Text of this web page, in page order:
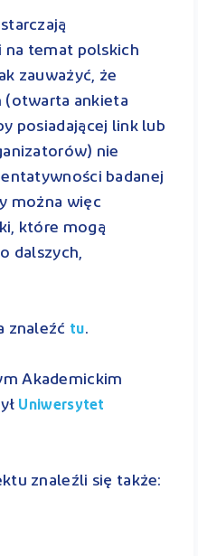
na temat polskich
zauważyć, że
(otwarta ankieta
posiadającej link lub
nie
badanej
można więc
które mogą
dalszych,
znaleźć tu.
Akademickim
Uniwersytet
znaleźli się także: